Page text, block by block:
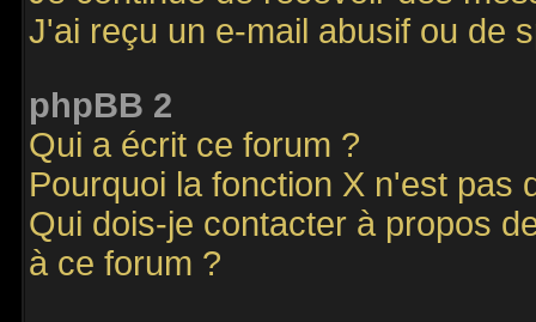
J'ai reçu un e-mail abusif ou de
phpBB 2
Qui a écrit ce forum ?
Pourquoi la fonction X n'est pas
Qui dois-je contacter à propos
à ce forum ?